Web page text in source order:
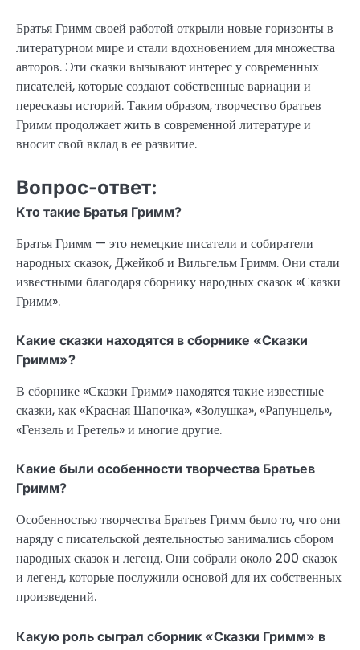
Братья Гримм своей работой открыли новые горизонты в
литературном мире и стали вдохновением для множества
авторов. Эти сказки вызывают интерес у современных
писателей, которые создают собственные вариации и
пересказы историй. Таким образом, творчество братьев
Гримм продолжает жить в современной литературе и
вносит свой вклад в ее развитие.
Вопрос-ответ:
Кто такие Братья Гримм?
Братья Гримм — это немецкие писатели и собиратели
народных сказок, Джейкоб и Вильгельм Гримм. Они стали
известными благодаря сборнику народных сказок «Сказки
Гримм».
Какие сказки находятся в сборнике «Сказки
Гримм»?
В сборнике «Сказки Гримм» находятся такие известные
сказки, как «Красная Шапочка», «Золушка», «Рапунцель»,
«Гензель и Гретель» и многие другие.
Какие были особенности творчества Братьев
Гримм?
Особенностью творчества Братьев Гримм было то, что они
наряду с писательской деятельностью занимались сбором
народных сказок и легенд. Они собрали около 200 сказок
и легенд, которые послужили основой для их собственных
произведений.
Какую роль сыграл сборник «Сказки Гримм» в